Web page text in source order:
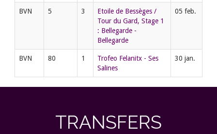
BVN 5 3
Etoile de Bessèges /
Tour du Gard, Stage 1
: Bellegarde -
Bellegarde
05 feb.
BVN 80 1
Trofeo Felanitx - Ses
Salines
30 jan.
TRANSFERS